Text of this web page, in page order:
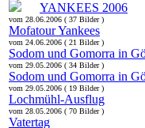
YANKEES 2006
vom 28.06.2006 ( 37 Bilder )
Mofatour Yankees
vom 24.06.2006 ( 21 Bilder )
Sodom und Gomorra in
vom 29.05.2006 ( 34 Bilder )
Sodom und Gomorra in
vom 29.05.2006 ( 19 Bilder )
Lochmühl-Ausflug
vom 28.05.2006 ( 70 Bilder )
Vatertag